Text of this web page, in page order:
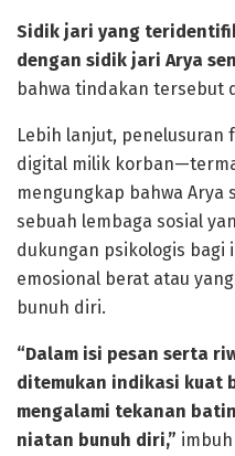
Sidik jari yang
dengan sidik jari Arya
bahwa tindakan tersebut
Lebih lanjut,
digital milik
mengungkap bahwa Arya
sebuah lembaga sosial
dukungan psikologis bagi
emosional berat atau
bunuh diri.
“Dalam isi pesan serta
ditemukan indikasi kuat
mengalami tekanan
niatan bunuh diri,” imbuh